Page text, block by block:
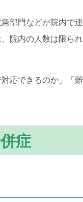
部門などが院内で
院内の人数は限ら
応できるのか」「
症